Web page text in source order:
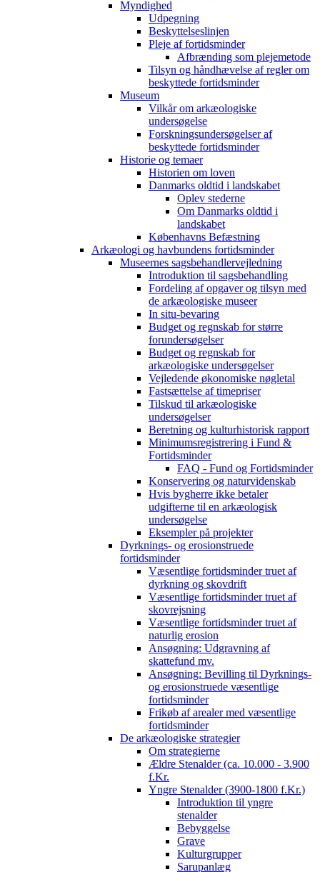
Myndighed
Udpegning
Beskyttelseslinjen
Pleje af fortidsminder
Afbrænding som plejemetode
Tilsyn og håndhævelse af regler om
beskyttede fortidsminder
Museum
Vilkår om arkæologiske
undersøgelse
Forskningsundersøgelser af
beskyttede fortidsminder
Historie og temaer
Historien om loven
Danmarks oldtid i landskabet
Oplev stederne
Om Danmarks oldtid i
landskabet
Københavns Befæstning
Arkæologi og havbundens fortidsminder
Museernes sagsbehandlervejledning
Introduktion til sagsbehandling
Fordeling af opgaver og tilsyn med
de arkæologiske museer
In situ-bevaring
Budget og regnskab for større
forundersøgelser
Budget og regnskab for
arkæologiske undersøgelser
Vejledende økonomiske nøgletal
Fastsættelse af timepriser
Tilskud til arkæologiske
undersøgelser
Beretning og kulturhistorisk rapport
Minimumsregistrering i Fund &
Fortidsminder
FAQ - Fund og Fortidsminder
Konservering og naturvidenskab
Hvis bygherre ikke betaler
udgifterne til en arkæologisk
undersøgelse
Eksempler på projekter
Dyrknings- og erosionstruede
fortidsminder
Væsentlige fortidsminder truet af
dyrkning og skovdrift
Væsentlige fortidsminder truet af
skovrejsning
Væsentlige fortidsminder truet af
naturlig erosion
Ansøgning: Udgravning af
skattefund mv.
Ansøgning: Bevilling til Dyrknings-
og erosionstruede væsentlige
fortidsminder
Frikøb af arealer med væsentlige
fortidsminder
De arkæologiske strategier
Om strategierne
Ældre Stenalder (ca. 10.000 - 3.900
f.Kr.
Yngre Stenalder (3900-1800 f.Kr.)
Introduktion til yngre
stenalder
Bebyggelse
Grave
Kulturgrupper
Sarupanlæg